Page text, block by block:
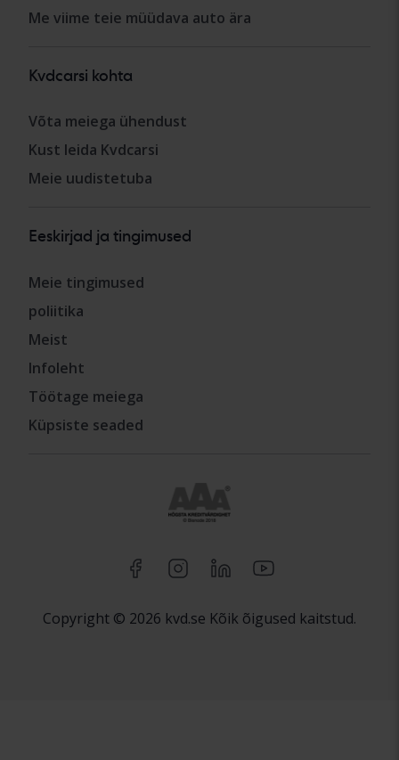
Me viime teie müüdava auto ära
Kvdcarsi kohta
Võta meiega ühendust
Kust leida Kvdcarsi
Meie uudistetuba
Eeskirjad ja tingimused
Meie tingimused
poliitika
Meist
Infoleht
Töötage meiega
Küpsiste seaded
Copyright © 2026 kvd.se Kõik õigused kaitstud.